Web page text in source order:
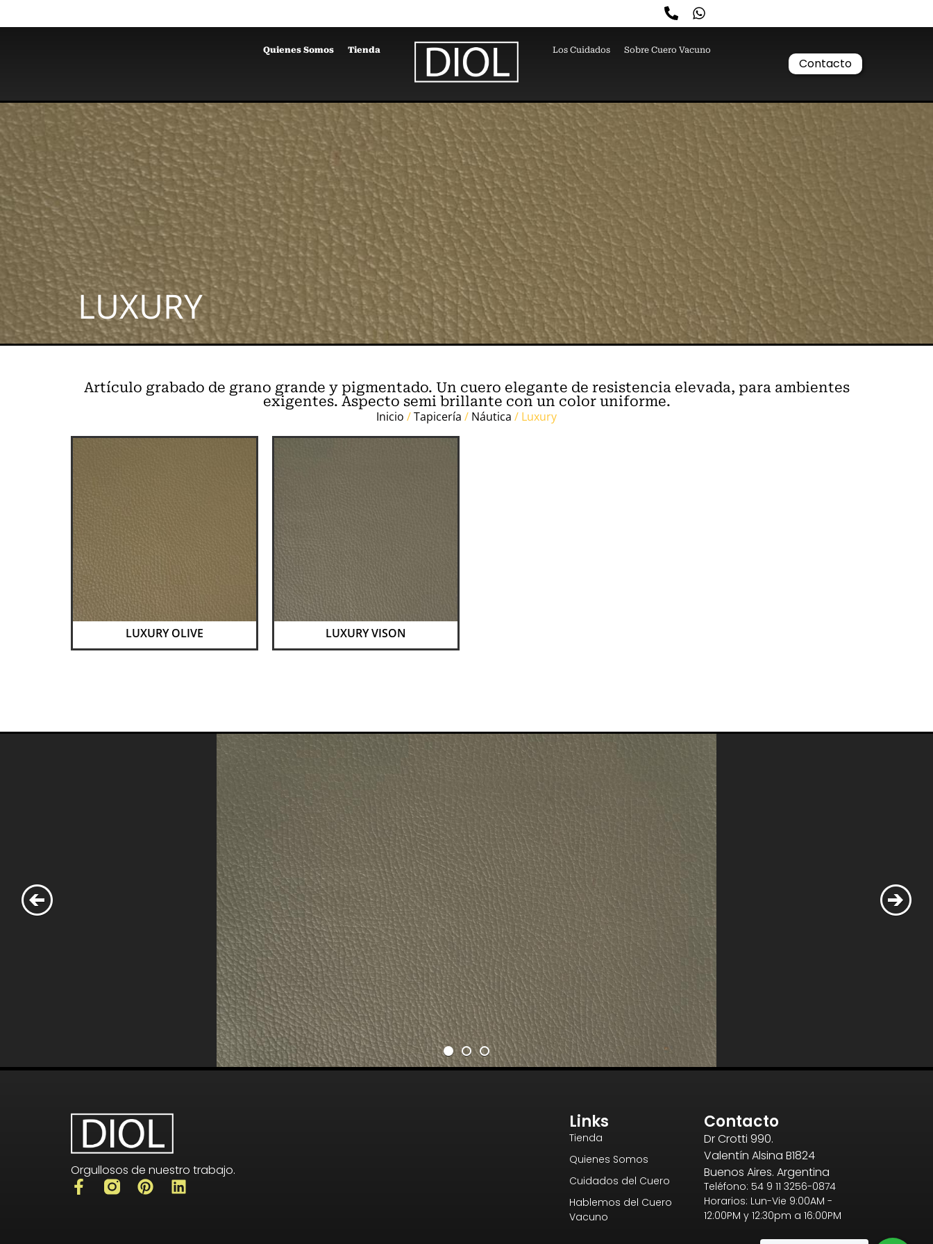
Quienes Somos Tienda Los Cuidados Sobre Cuero Vacuno
Contacto
LUXURY
Artículo grabado de grano grande y pigmentado. Un cuero elegante de resistencia elevada, para ambientes
exigentes. Aspecto semi brillante con un color uniforme.
Inicio /Tapicería / Náutica / Luxury
LUXURY OLIVE LUXURY VISON
Orgullosos de nuestro trabajo.
Links
Tienda
Quienes Somos
Cuidados del Cuero
Hablemos del Cuero
Vacuno
Contacto
Dr Crotti 990.
Valentín Alsina B1824
Buenos Aires. Argentina
Teléfono: 54 9 11 3256-0874
Horarios: Lun-Vie 9:00AM -
12:00PM y 12:30pm a 16:00PM